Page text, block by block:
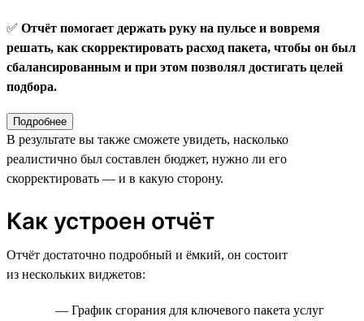
✅ Отчёт помогает держать руку на пульсе и вовремя
решать, как скорректировать расход пакета, чтобы он был
сбалансированным и при этом позволял достигать целей
подбора.
Подробнее
В результате вы также сможете увидеть, насколько
реалистично был составлен бюджет, нужно ли его
скорректировать — и в какую сторону.
Как устроен отчёт
Отчёт достаточно подробный и ёмкий, он состоит
из нескольких виджетов:
— График сгорания для ключевого пакета услуг